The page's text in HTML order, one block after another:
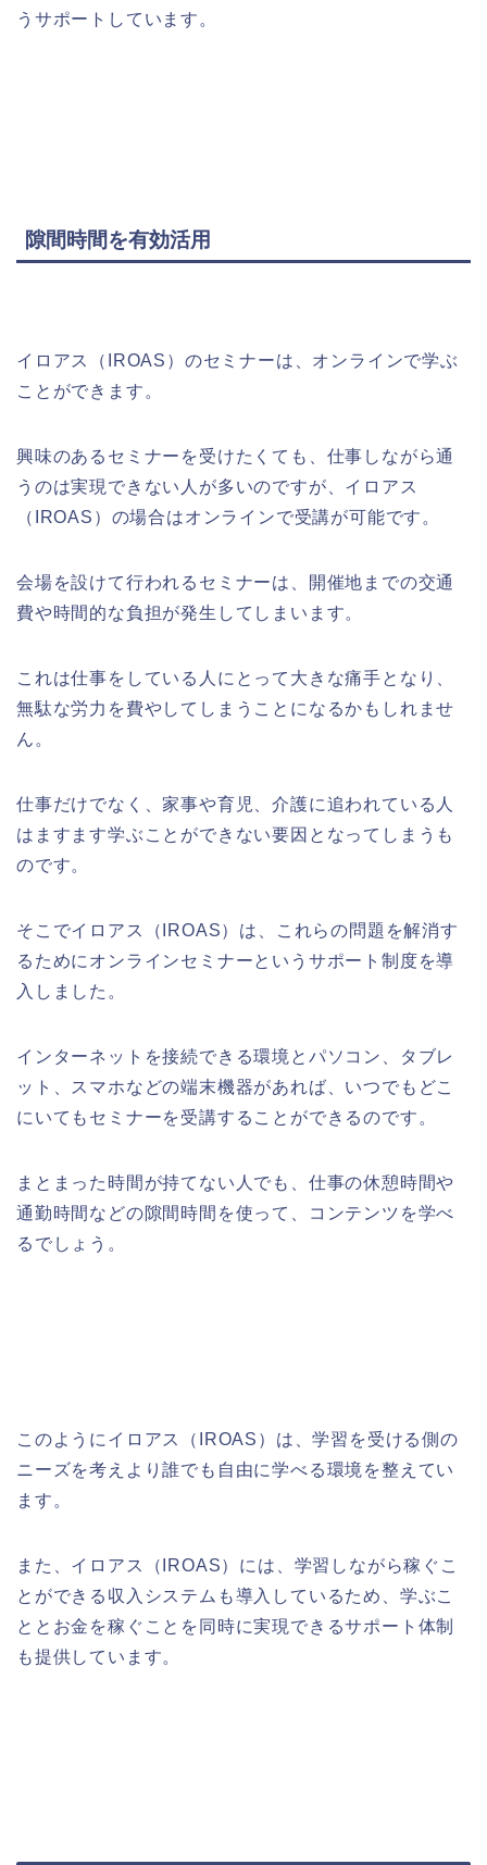
うサポートしています。
隙間時間を有効活用
イロアス（ IROAS ）のセミナーは、オンラインで学ぶ
ことができます。
興味のあるセミナーを受けたくても、仕事しながら通
うのは実現できない人が多いのですが、イロアス
（ IROAS ）の場合はオンラインで受講が可能です。
会場を設けて行われるセミナーは、開催地までの交通
費や時間的な負担が発生してしまいます。
これは仕事をしている人にとって大きな痛手となり、
無駄な労力を費やしてしまうことになるかもしれませ
ん。
仕事だけでなく、家事や育児、介護に追われている人
はますます学ぶことができない要因となってしまうも
のです。
そこでイロアス（ IROAS）は、これらの問題を解消す
るためにオンラインセミナーというサポート制度を導
入しました。
インターネットを接続できる環境とパソコン、タブレ
ット、スマホなどの端末機器があれば、いつでもどこ
にいてもセミナーを受講することができるのです。
まとまった時間が持てない人でも、仕事の休憩時間や
通勤時間などの隙間時間を使って、コンテンツを学べ
るでしょう。
このようにイロアス（ IROAS ）は、学習を受ける側の
ニーズを考えより誰でも自由に学べる環境を整えてい
ます。
また、イロアス（ IROAS）には、学習しながら稼ぐこ
とができる収入システムも導入しているため、学ぶこ
ととお金を稼ぐことを同時に実現できるサポート体制
も提供しています。